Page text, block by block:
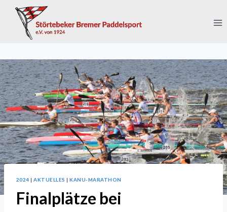
Inhalt
springen
2024 |AKTUELLES |KANU-MARATHON
Finalplätze bei